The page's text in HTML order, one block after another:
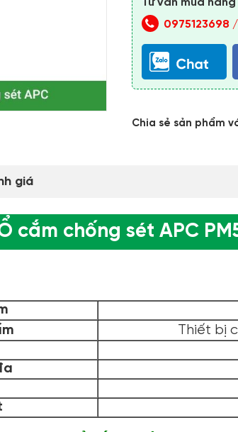
Tư vấn mua hàng
0975123698 /
Chia sẻ sản phẩm
giá
cắm chống sét APC
Thiết bị